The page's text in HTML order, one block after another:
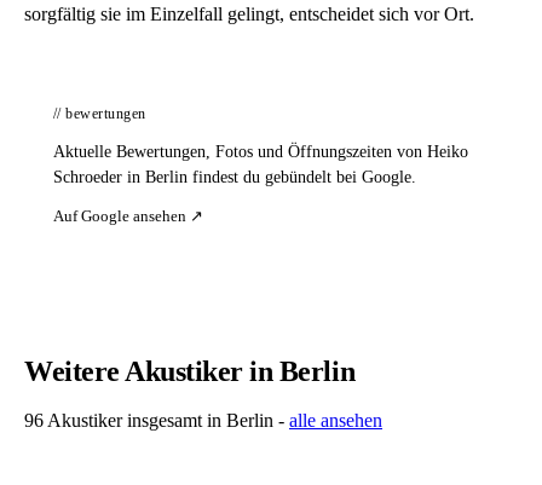
sorgfältig sie im Einzelfall gelingt, entscheidet sich vor Ort.
// bewertungen
Aktuelle Bewertungen, Fotos und Öffnungszeiten von Heiko
Schroeder in Berlin findest du gebündelt bei Google.
Auf Google ansehen ↗
Weitere Akustiker in Berlin
96 Akustiker insgesamt in Berlin - alle ansehen